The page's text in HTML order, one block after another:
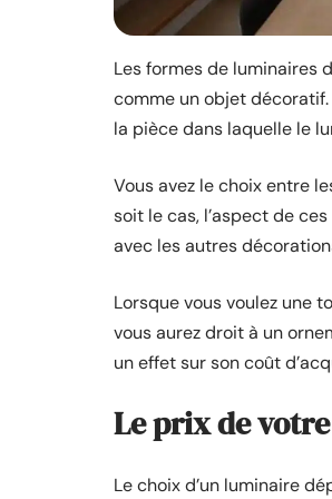
Les formes de luminaires
comme un objet
la pièce dans laquelle le
Vous avez le choix entre
soit le cas, l’aspect de
avec les autres
Lorsque vous voulez une
vous aurez droit à un
un effet sur son coût
Le prix de
Le choix d’un luminaire